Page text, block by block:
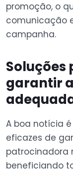
promoção, o
comunicação
campanha.
Soluções
garantir
A boa notícia
eficazes de
patrocinadora
beneficiando